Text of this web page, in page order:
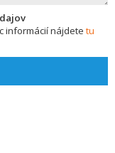
informácií nájdete tu